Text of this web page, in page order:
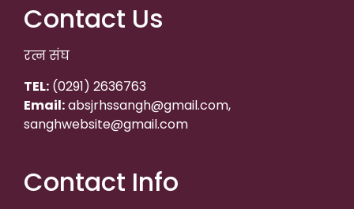
Contact Us
रत्न संघ
TEL: (0291) 2636763
Email:absjrhssangh@gmail.com,
sanghwebsite@gmail.com
Contact Info